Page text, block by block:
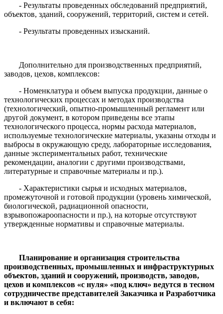
- Результаты проведенных обследований предприятий,
объектов, зданий, сооружений, территорий, систем и сетей.
- Результаты проведенных изысканий.
Дополнительно для производственных предприятий,
заводов, цехов, комплексов:
- Номенклатура и объем выпуска продукции, данные о
технологических процессах и методах производства
(технологический, опытно-промышленный регламент или
другой документ, в котором приведены все этапы
технологического процесса, нормы расхода материалов,
используемые технологические материалы, указаны отходы и
выбросы в окружающую среду, лабораторные исследования,
данные экспериментальных работ, технические
рекомендации, аналогии с другими производствами,
литературные и справочные материалы и пр.).
- Характеристики сырья и исходных материалов,
промежуточной и готовой продукции (уровень химической,
биологической, радиационной опасности,
взрывопожароопасности и пр.), на которые отсутствуют
утвержденные нормативы и справочные материалы.
Планирование и организация строительства
производственных, промышленных и инфраструктурных
объектов, зданий и сооружений, производств, заводов,
цехов и комплексов «с нуля» «под ключ» ведутся в тесном
сотрудничестве представителей Заказчика и Разработчика
и включают в себя: